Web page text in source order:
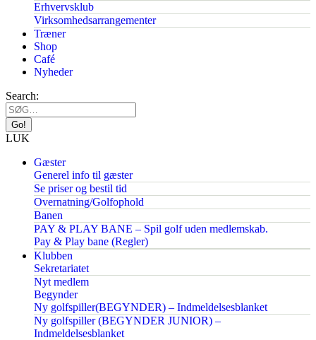
Erhvervsklub
Virksomhedsarrangementer
Træner
Shop
Café
Nyheder
Search:
LUK
Gæster
Generel info til gæster
Se priser og bestil tid
Overnatning/Golfophold
Banen
PAY & PLAY BANE – Spil golf uden medlemskab.
Pay & Play bane (Regler)
Klubben
Sekretariatet
Nyt medlem
Begynder
Ny golfspiller(BEGYNDER) – Indmeldelsesblanket
Ny golfspiller (BEGYNDER JUNIOR) –
Indmeldelsesblanket